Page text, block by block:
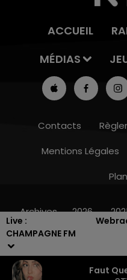
Live :
CHAMPAGNE FM
Faut
10h00 - 14h00
ACCUEIL
MÉDIAS
Contacts
Mentions Légales
Archives 2026